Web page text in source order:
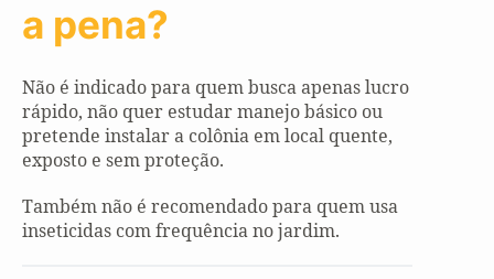
a pena?
Não é indicado para quem busca apenas lucro
rápido, não quer estudar manejo básico ou
pretende instalar a colônia em local quente,
exposto e sem proteção.
Também não é recomendado para quem usa
inseticidas com frequência no jardim.